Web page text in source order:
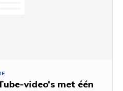
video’s met één